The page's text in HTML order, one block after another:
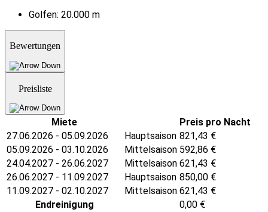
Golfen: 20.000 m
Bewertungen
Preisliste
Miete
Preis pro Nacht
27.06.2026 - 05.09.2026
Hauptsaison 821,43 €
05.09.2026 - 03.10.2026
Mittelsaison 592,86 €
24.04.2027 - 26.06.2027
Mittelsaison 621,43 €
26.06.2027 - 11.09.2027
Hauptsaison 850,00 €
11.09.2027 - 02.10.2027
Mittelsaison 621,43 €
Endreinigung
0,00 €